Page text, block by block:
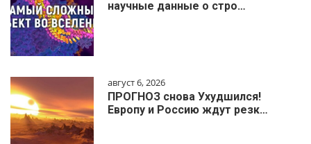
научные данные о стро…
август 6, 2026
ПРОГНОЗ снова Ухудшился!
Европу и Россию ждут резк…